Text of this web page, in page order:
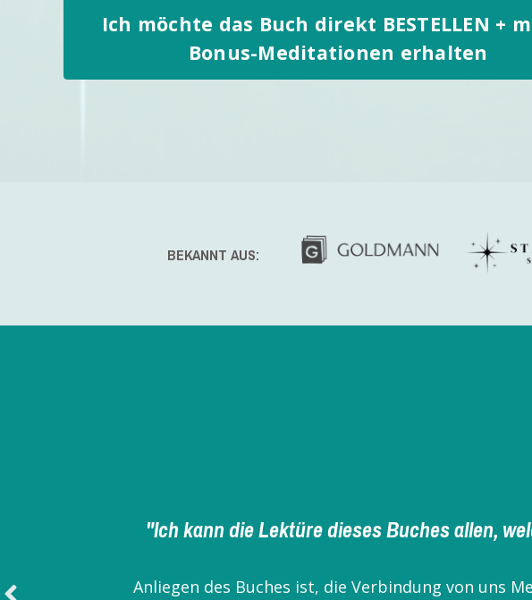
Ich möchte das Buch direkt BESTELLEN +
Bonus-Meditationen erhalten
BEKANNT AUS:
Das Buch von
es hat mich an soooo vielen Stellen in